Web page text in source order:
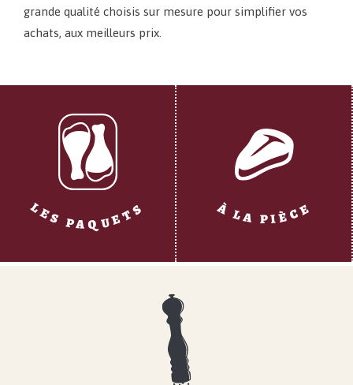
grande qualité choisis sur mesure pour simplifier vos
achats, aux meilleurs prix.
LES PAQUET
S À LA PIÈCE